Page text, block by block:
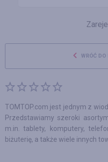
WRÓĆ
TOMTOP.com jest jednym z
Przedstawiamy szeroki
m.in. tablety, komputery,
biżuterię, a także wiele innych